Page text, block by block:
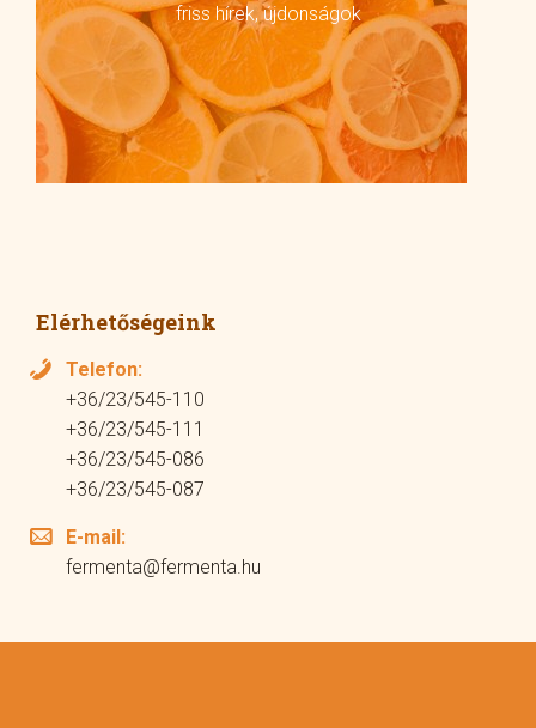
friss hírek, újdonságok
Elérhetőségeink
Telefon:
+36/23/545-110
+36/23/545-111
+36/23/545-086
+36/23/545-087
E-mail:
fermenta@fermenta.hu